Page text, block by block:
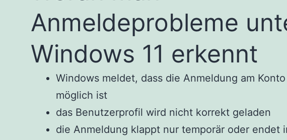
Anmeldeprobleme
Windows 11 erkennt
Windows meldet, dass die Anmeldung am
möglich ist
das Benutzerprofil wird nicht korrekt geladen
die Anmeldung klappt nur temporär oder endet